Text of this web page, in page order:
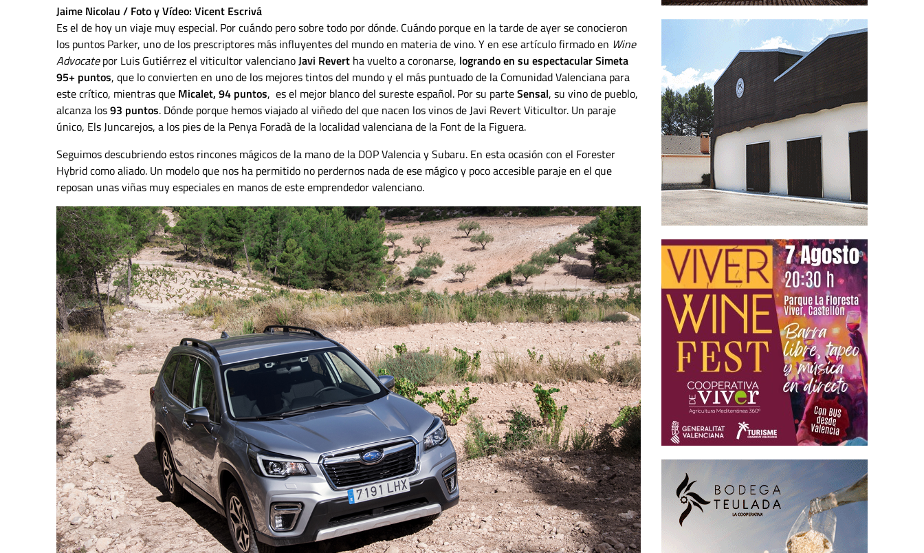
Jaime Nicolau / Foto y Vídeo: Vicent Escrivá
Es el de hoy un viaje muy especial. Por cuándo pero sobre todo por dónde. Cuándo porque en la tarde de ayer se conocieron
los puntos Parker, uno de los prescriptores más influyentes del mundo en materia de vino. Y en ese artículo firmado en Wine
Advocatepor Luis Gutiérrez el viticultor valencianoJavi Revert ha vuelto a coronarse, logrando en su espectacular Simeta
95+ puntos, que lo convierten en uno de los mejores tintos del mundo y el más puntuado de la Comunidad Valenciana para
este crítico, mientras que Micalet, 94 puntos, es el mejor blanco del sureste español. Por su parteSensal, su vino de pueblo,
alcanza los93 puntos. Dónde porque hemos viajado al viñedo del que nacen los vinos de Javi Revert Viticultor. Un paraje
único, Els Juncarejos, a los pies de la Penya Foradà de la localidad valenciana de la Font de la Figuera.
Seguimos descubriendo estos rincones mágicos de la mano de la DOP Valencia y Subaru. En esta ocasión con el Forester
Hybrid como aliado. Un modelo que nos ha permitido no perdernos nada de ese mágico y poco accesible paraje en el que
reposan unas viñas muy especiales en manos de este emprendedor valenciano.